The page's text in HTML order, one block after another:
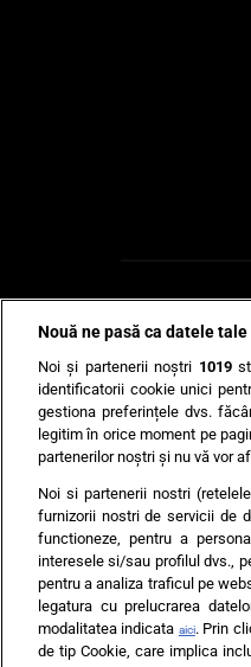
AI UN
Nouă ne pasă ca datele
Noi și partenerii noștri 1019
identificatorii cookie unici
gestiona preferințele dvs.
legitim în orice moment pe
partenerilor noștri și nu vă vor
Noi si partenerii nostri
furnizorii nostri de servicii de
functioneze, pentru a
interesele si/sau profilul dvs.,
pentru a analiza traficul pe
legatura cu prelucrarea
modalitatea indicata aici. Prin
de tip Cookie, care implica